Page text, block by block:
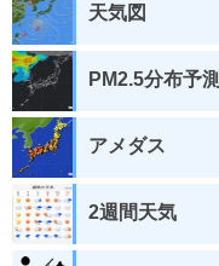
天気図
PM2.5分布予測
アメダス
2週間天気